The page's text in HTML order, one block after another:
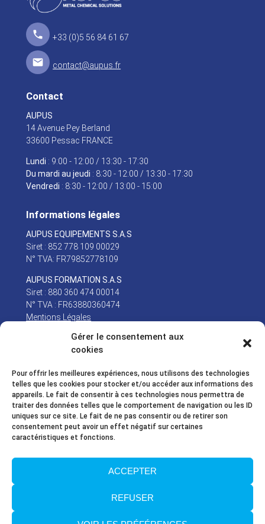
Gérer le consentement aux
cookies
Pour offrir les meilleures expériences, nous utilisons des technologies
telles que les cookies pour stocker et/ou accéder aux informations des
appareils. Le fait de consentir à ces technologies nous permettra de
traiter des données telles que le comportement de navigation ou les ID
uniques sur ce site. Le fait de ne pas consentir ou de retirer son
consentement peut avoir un effet négatif sur certaines
caractéristiques et fonctions.
ACCEPTER
REFUSER
local_phone +33 (0)5 56 84 61 67
mail contact@aupus.fr
Contact
AUPUS
14 Avenue Pey Berland
33600 Pessac FRANCE
Lundi : 9:00 - 12:00 / 13:30 - 17:30
Du mardi au jeudi : 8:30 - 12:00 / 13:30 - 17:30
Vendredi : 8:30 - 12:00 / 13:00 - 15:00
Informations légales
AUPUS EQUIPEMENTS S.A.S
Siret : 852 778 109 00029
N° TVA: FR79852778109
AUPUS FORMATION S.A.S
Siret : 880 360 474 00014
N° TVA : FR63880360474
Mentions Légales
Newsletter
Nom
personnelles. Consultez notre Politique de protection des données